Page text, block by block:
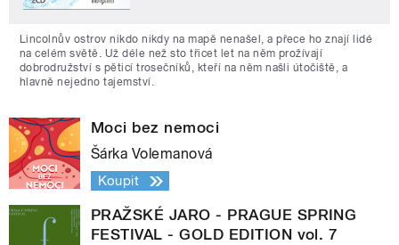
Lincolnův ostrov nikdo nikdy na mapě nenašel, a přece ho znají lidé
na celém světě. Už déle než sto třicet let na něm prožívají
dobrodružství s pěticí trosečníků, kteří na něm našli útočiště, a
hlavně nejedno tajemství.
Moci bez nemoci
Šárka Volemanová
Koupit
PRAŽSKÉ JARO - PRAGUE SPRING
FESTIVAL - GOLD EDITION vol. 7